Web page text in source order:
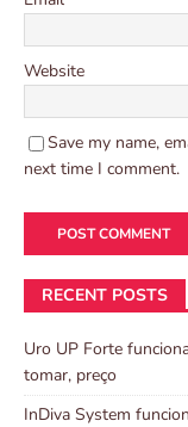
Website
Save my name,
next time I comment.
RECENT POSTS
Uro UP Forte
tomar, preço
InDiva System